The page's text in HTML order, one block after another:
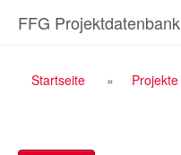
InhaltFFG Projektdatenbank
Breadcrumb
Startseite Projekte